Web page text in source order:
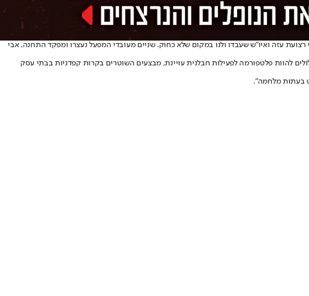
עין הבר" בקיבוץ עינת ועצרה שם כ-14 שוהים בלתי חוקיים תושבי רצועת עזה ואיו"ש שעבדו ולנו במקום שלא כחוק. שניים מעובדי המפעל נעצרו ומפקד התחנה, אבי
להוות פלטפורמה לפעילות חבלנית עויינת, מבצעים השוטרים בקרות קפדניות בבתי עסק
בעתות מלחמה".